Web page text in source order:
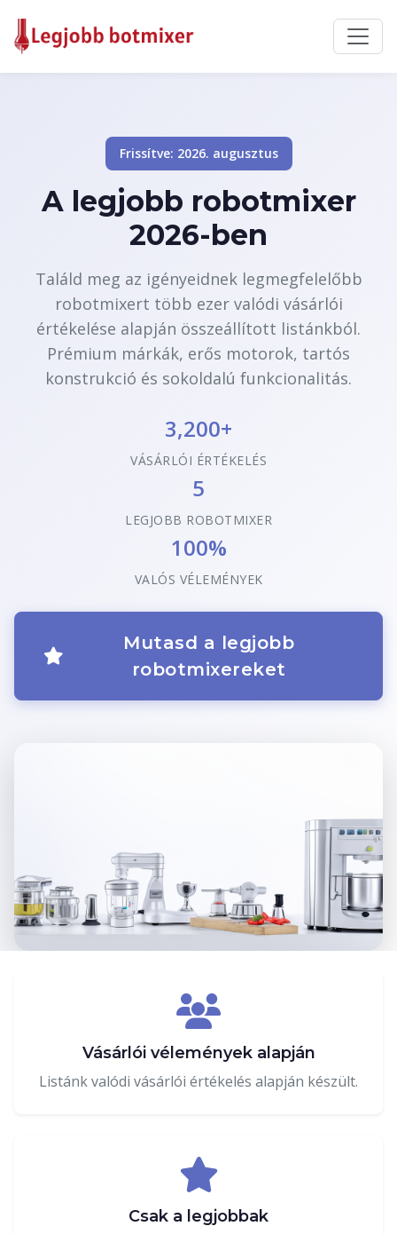
Frissítve: 2026. augusztus
A legjobb robotmixer
2026-ben
Találd meg az igényeidnek legmegfelelőbb
robotmixert több ezer valódi vásárlói
értékelése alapján összeállított listánkból.
Prémium márkák, erős motorok, tartós
konstrukció és sokoldalú funkcionalitás.
3,200+
VÁSÁRLÓI ÉRTÉKELÉS
5
LEGJOBB ROBOTMIXER
100%
VALÓS VÉLEMÉNYEK
Mutasd a legjobb
robotmixereket
Vásárlói vélemények alapján
Listánk valódi vásárlói értékelés alapján készült.
Csak a legjobbak